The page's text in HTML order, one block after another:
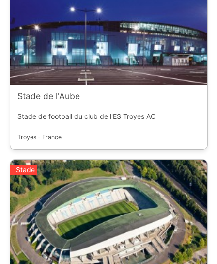
Stade de l'Aube
Stade de football du club de l'ES Troyes AC
Troyes - France
Stade